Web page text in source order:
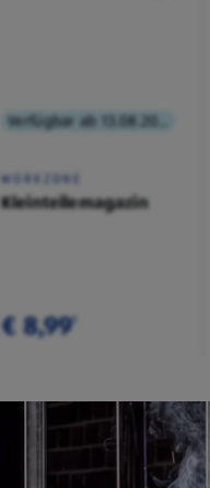
WORKZONE
Kleinteilemagazin
€ 8,99¹